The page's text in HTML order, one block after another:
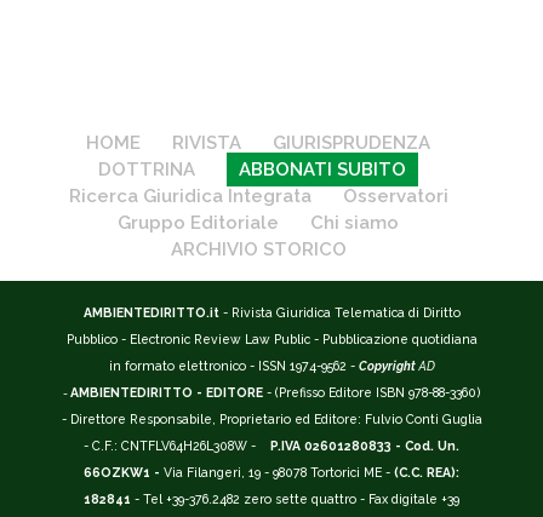
HOME RIVISTA
GIURISPRUDENZA
DOTTRINA
ABBONATI SUBITO
Ricerca Giuridica Integrata
Osservatori
Gruppo Editoriale
Chi siamo
ARCHIVIO STORICO
AMBIENTEDIRITTO.it - Rivista Giuridica Telematica di Diritto
Pubblico - Electronic Review Law Public - Pubblicazione quotidiana
in formato elettronico - ISSN 1974-9562 - Copyright AD
-AMBIENTEDIRITTO - EDITORE - (Prefisso Editore ISBN 978-88-3360)
- Direttore Responsabile, Proprietario ed Editore: Fulvio Conti Guglia
- C.F.: CNTFLV64H26L308W -
P.IVA 02601280833 - Cod. Un.
66OZKW1 - Via Filangeri, 19 - 98078 Tortorici ME - (C.C. REA):
182841 - Tel +39-376.2482 zero sette quattro - Fax digitale +39